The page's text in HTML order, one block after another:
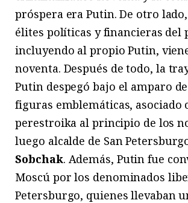
próspera era Putin. De otro
élites políticas y financieras del
incluyendo al propio Putin,
noventa. Después de todo, la
Putin despegó bajo el amparo
figuras emblemáticas, asociado
perestroika al principio de los
luego alcalde de San
Sobchak. Además, Putin fue
Moscú por los denominados
Petersburgo, quienes llevaban